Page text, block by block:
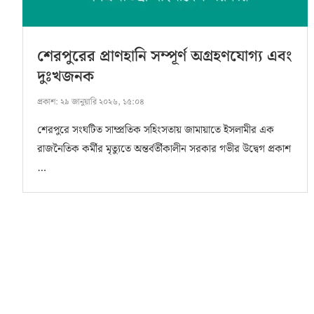
শেরপুরের প্রাণহানি সম্পূর্ণ অগ্রহণযোগ্য এবং
দুঃখজনক
প্রকাশ: ২৯ জানুয়ারি ২০২৬, ১৫:০৪
শেরপুরে সংঘটিত সাম্প্রতিক সহিংসতায় জামায়াতে ইসলামীর এক
রাজনৈতিক কর্মীর মৃত্যুতে অন্তর্বর্তীকালীন সরকার গভীর উদ্বেগ প্রকাশ
…